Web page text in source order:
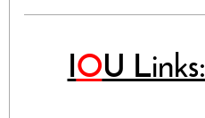
IOU Links: